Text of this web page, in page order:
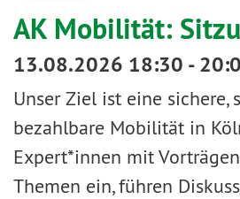
AK Mobilität:
13.08.2026 18:30 -
Unser Ziel ist eine sichere,
bezahlbare Mobilität in
Expert*innen mit
Themen ein, führen